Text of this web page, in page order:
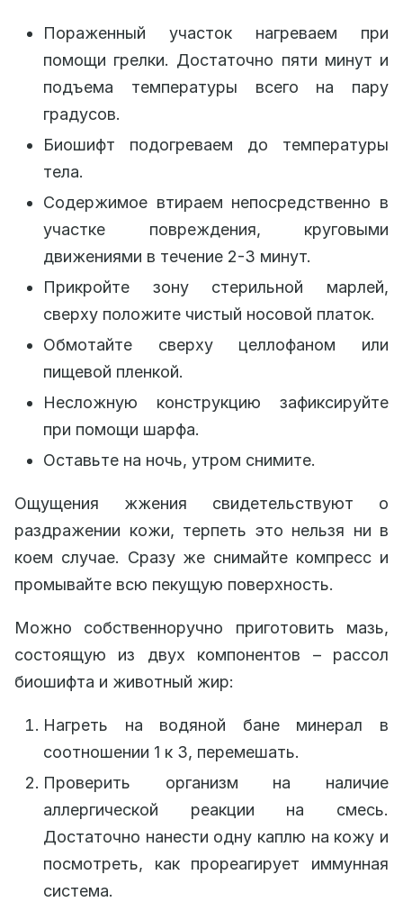
Пораженный участок нагреваем при
помощи грелки. Достаточно пяти минут и
подъема температуры всего на пару
градусов.
Биошифт подогреваем до температуры
тела.
Содержимое втираем непосредственно в
участке повреждения, круговыми
движениями в течение 2-3 минут.
Прикройте зону стерильной марлей,
сверху положите чистый носовой платок.
Обмотайте сверху целлофаном или
пищевой пленкой.
Несложную конструкцию зафиксируйте
при помощи шарфа.
Оставьте на ночь, утром снимите.
Ощущения жжения свидетельствуют о
раздражении кожи, терпеть это нельзя ни в
коем случае. Сразу же снимайте компресс и
промывайте всю пекущую поверхность.
Можно собственноручно приготовить мазь,
состоящую из двух компонентов – рассол
биошифта и животный жир:
Нагреть на водяной бане минерал в
соотношении 1 к 3, перемешать.
Проверить организм на наличие
аллергической реакции на смесь.
Достаточно нанести одну каплю на кожу и
посмотреть, как прореагирует иммунная
система.